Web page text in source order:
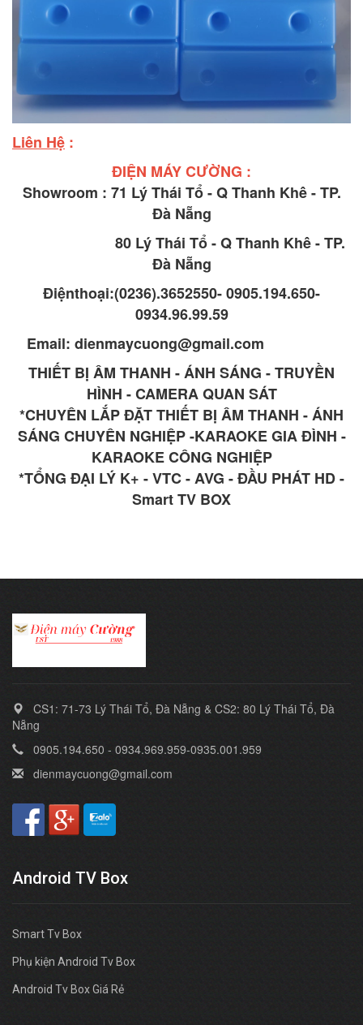
Liên Hệ :
ĐIỆN MÁY CƯỜNG :
Showroom : 71 Lý Thái Tổ - Q Thanh Khê - TP.
Đà Nẵng
80 Lý Thái Tổ - Q Thanh Khê - TP.
Đà Nẵng
Điệnthoại:(0236).3652550- 0905.194.650-
0934.96.99.59
Email: dienmaycuong@gmail.com
THIẾT BỊ ÂM THANH - ÁNH SÁNG - TRUYỀN
HÌNH - CAMERA QUAN SÁT
*CHUYÊN LẮP ĐẶT THIẾT BỊ ÂM THANH - ÁNH
SÁNG CHUYÊN NGHIỆP -KARAOKE GIA ĐÌNH -
KARAOKE CÔNG NGHIỆP
*TỔNG ĐẠI LÝ K+ - VTC - AVG - ĐẦU PHÁT HD -
Smart TV BOX
CS1: 71-73 Lý Thái Tổ, Đà Nẵng & CS2: 80 Lý Thái Tổ, Đà
Nẵng
0905.194.650 - 0934.969.959-0935.001.959
dienmaycuong@gmail.com
Android TV Box
Smart Tv Box
Phụ kiện Android Tv Box
Android Tv Box Giá Rẻ